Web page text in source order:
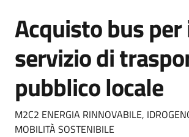
Acquisto bus per
servizio di
pubblico locale
Dettagli
M2C2 ENERGIA RINNOVABILE,
MOBILITÀ SOSTENIBILE